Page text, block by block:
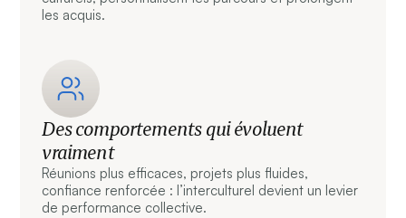
les acquis.
Des comportements qui évoluent
vraiment
Réunions plus efficaces, projets plus fluides,
confiance renforcée : l’interculturel devient un levier
de performance collective.